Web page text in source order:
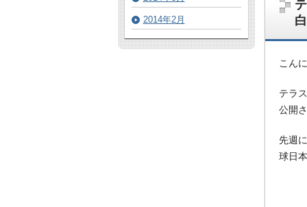
こん
テラ
公開
先週
球日
2014年2月